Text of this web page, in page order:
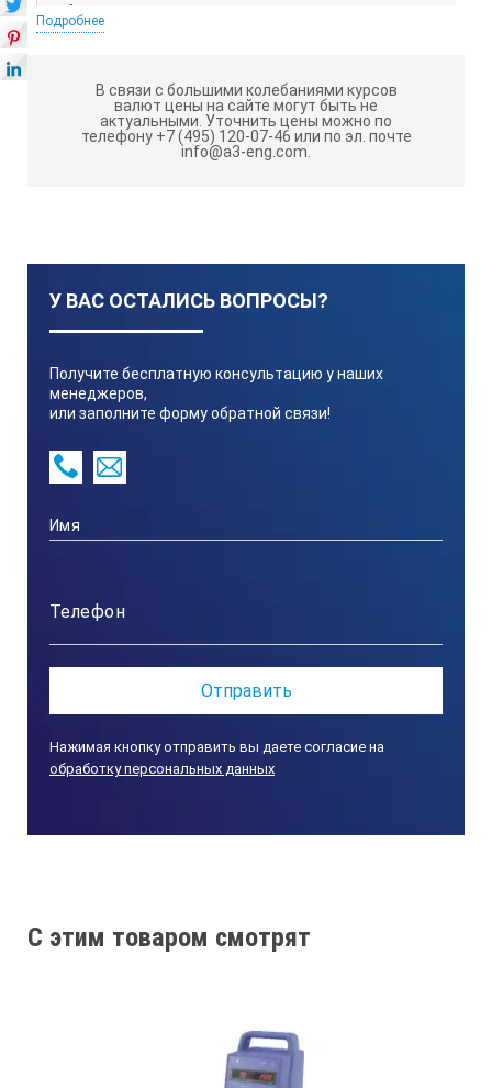
Объём, л
Сливной кран
Высоко-частотная мощность W
Мощность нагрева, W
Вес нетто, кг
500х300х300
Подробнее
В связи с большими колебаниями курсов
валют цены на сайте могут быть не
актуальными. Уточнить цены можно по
телефону +7 (495) 120-07-46 или по эл. почте
info@a3-eng.com.
У ВАС ОСТАЛИСЬ ВОПРОСЫ?
Получите бесплатную консультацию у наших
менеджеров,
или заполните форму обратной связи!
Нажимая кнопку отправить вы даете согласие на
обработку персональных данных
C этим товаром смотрят